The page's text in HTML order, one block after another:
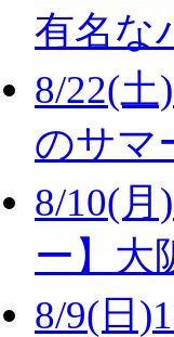
有名な
8/22(
のサマ
8/10(
ー】大
8/9(日